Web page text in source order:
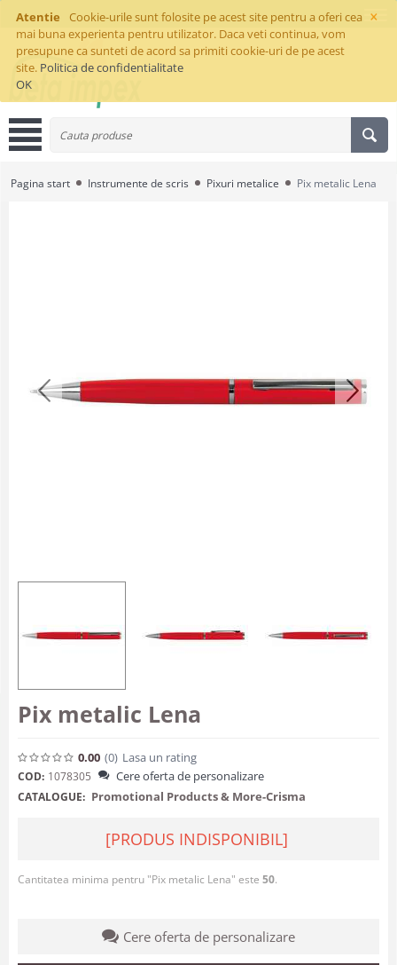
×
Atentie
Cookie-urile sunt folosite pe acest site pentru a oferi cea
mai buna experienta pentru utilizator. Daca veti continua, vom
presupune ca sunteti de acord sa primiti cookie-uri de pe acest
site. Politica de confidentialitate
OK
Pagina start Instrumente de scris Pixuri metalice Pix metalic Lena
Pix metalic Lena
0.00 (0) Lasa un rating
COD: 1078305 Cere oferta de personalizare
CATALOGUE: Promotional Products & More-Crisma
[PRODUS INDISPONIBIL]
Cantitatea minima pentru "Pix metalic Lena" este 50.
Cere oferta de personalizare